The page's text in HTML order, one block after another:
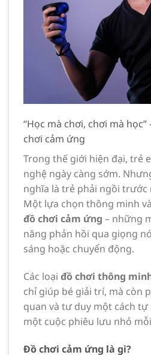
“Học mà chơi, chơi mà
chơi cảm ứng
Trong thế giới hiện đại, trẻ
nghệ ngày càng sớm.
nghĩa là trẻ phải ngồi trước
Một lựa chọn thông minh
đồ chơi cảm ứng – những
năng phản hồi qua giọng
sáng hoặc chuyển động.
Các loại đồ chơi thông
chỉ giúp bé giải trí, mà còn
quan và tư duy một cách
một cuộc phiêu lưu nhỏ
Đồ chơi cảm ứng là gì?